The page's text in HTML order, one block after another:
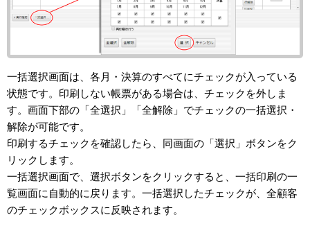
一括選択画面は、各月・決算のすべてにチェックが入っている
状態です。印刷しない帳票がある場合は、チェックを外しま
す。画面下部の「全選択」「全解除」でチェックの一括選択・
解除が可能です。
印刷するチェックを確認したら、同画面の「選択」ボタンをク
リックします。
一括選択画面で、選択ボタンをクリックすると、一括印刷の一
覧画面に自動的に戻ります。一括選択したチェックが、全顧客
のチェックボックスに反映されます。